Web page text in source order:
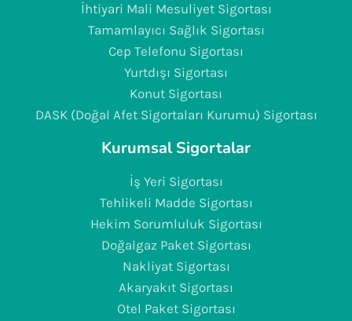
İhtiyari Mali Mesuliyet Sigortası
Tamamlayıcı Sağlık Sigortası
Cep Telefonu Sigortası
Yurtdışı Sigortası
Konut Sigortası
DASK (Doğal Afet Sigortaları Kurumu) Sigortası
Kurumsal Sigortalar
İş Yeri Sigortası
Tehlikeli Madde Sigortası
Hekim Sorumluluk Sigortası
Doğalgaz Paket Sigortası
Nakliyat Sigortası
Akaryakıt Sigortası
Otel Paket Sigortası